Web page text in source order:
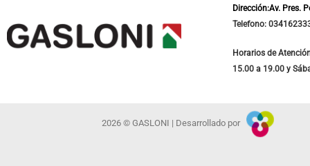
Dirección:Av. Pres.
Telefono:
Horarios de
15.00 a 19.00 y
2026 © GASLONI | Desarrollado por